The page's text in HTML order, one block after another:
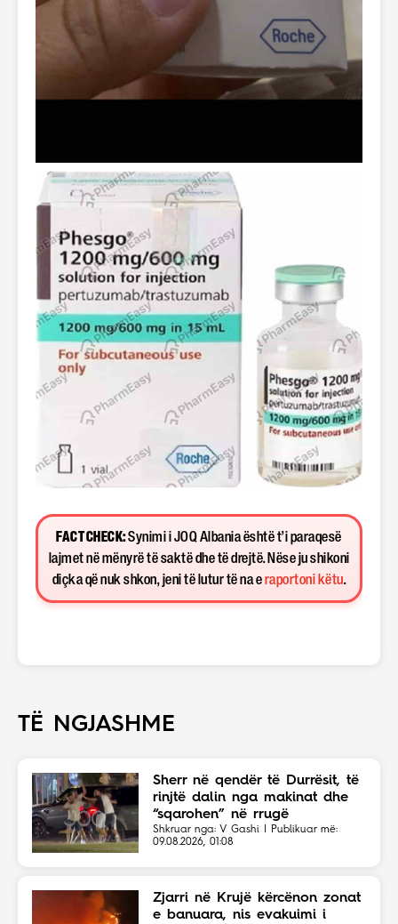
FACT CHECK:Synimi i JOQ Albania është t’i paraqesë
lajmet në mënyrë të saktë dhe të drejtë. Nëse ju shikoni
diçka që nuk shkon, jeni të lutur të na e raportoni këtu.
TË NGJASHME
Sherr në qendër të Durrësit, të
rinjtë dalin nga makinat dhe
“sqarohen” në rrugë
Shkruar nga: V Gashi | Publikuar më:
09.08.2026, 01:08
Zjarri në Krujë kërcënon zonat
e banuara, nis evakuimi i